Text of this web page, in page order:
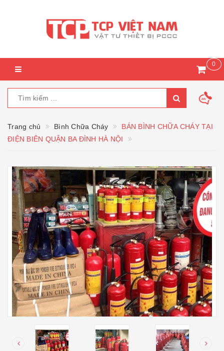
0
Trang chủ Bình Chữa Cháy
BÁN BÌNH CHỮA CHÁY TẠI
ĐIỆN BIÊN QUẬN BA ĐÌNH HÀ NỘI